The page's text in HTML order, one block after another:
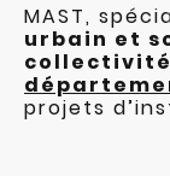
MAST,
urbain et
projets